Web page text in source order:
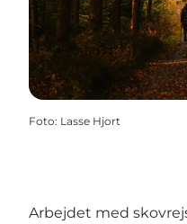
Foto: Lasse Hjort
Arbejdet med